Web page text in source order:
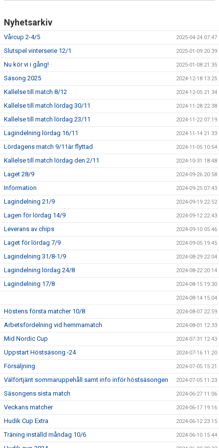
Nyhetsarkiv
Vårcup 2-4/5 2025-04-24 07:47
Slutspel vinterserie 12/1 2025-01-09 20:39
Nu kör vi i gång! 2025-01-08 21:35
Säsong 2025 2024-12-18 13:25
Kallelse till match 8/12 2024-12-05 21:34
Kallelse till match lördag 30/11 2024-11-28 22:38
Kallelse till match lördag 23/11 2024-11-22 07:19
Lagindelning lördag 16/11 2024-11-14 21:33
Lördagens match 9/11är flyttad 2024-11-05 10:54
Kallelse till match lördag den 2/11 2024-10-31 18:48
Laget 28/9 2024-09-26 20:58
Information 2024-09-25 07:43
Lagindelning 21/9 2024-09-19 22:52
Lagen för lördag 14/9 2024-09-12 22:43
Leverans av chips 2024-09-10 05:46
Laget för lördag 7/9 2024-09-05 19:45
Lagindelning 31/8-1/9 2024-08-29 22:04
Lagindelning lördag 24/8 2024-08-22 20:14
Lagindelning 17/8 2024-08-15 19:30
2024-08-14 15:04
Höstens första matcher 10/8 2024-08-07 22:59
Arbetsfördelning vid hemmamatch 2024-08-01 12:33
Mid Nordic Cup 2024-07-31 12:43
Uppstart Höstsäsong -24 2024-07-16 11:20
Försäljning 2024-07-05 15:21
Välförtjänt sommaruppehåll samt info inför höstsäsongen 2024-07-05 11:23
Säsongens sista match 2024-06-27 11:06
Veckans matcher 2024-06-17 19:16
Hudik Cup Extra 2024-06-12 23:15
Träning inställd måndag 10/6 2024-06-10 15:44